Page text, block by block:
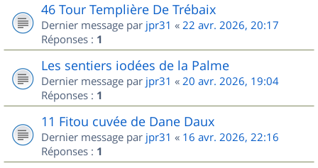
46 Tour Templière De Trébaix
Dernier message par jpr31 « 22 avr. 2026, 20:17
Réponses : 1
Les sentiers iodées de la Palme
Dernier message par jpr31 « 20 avr. 2026, 19:04
Réponses : 1
11 Fitou cuvée de Dane Daux
Dernier message par jpr31 « 16 avr. 2026, 22:16
Réponses : 1